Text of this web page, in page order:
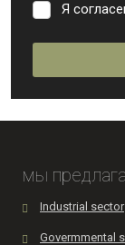
с
Я
может
мы
Industrial sector
Govermmental